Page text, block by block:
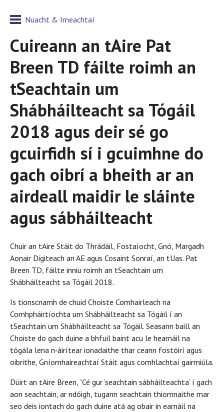
Nuacht & Imeachtaí
Cuireann an tAire Pat
Breen TD fáilte roimh an
tSeachtain um
Shábháilteacht sa Tógáil
2018 agus deir sé go
gcuirfidh sí i gcuimhne do
gach oibrí a bheith ar an
airdeall maidir le sláinte
agus sábháilteacht
Chuir an tAire Stáit do Thrádáil, Fostaíocht, Gnó, Margadh
Aonair Digiteach an AE agus Cosaint Sonraí, an tUas. Pat
Breen TD, fáilte inniu roimh an tSeachtain um
Shábháilteacht sa Tógáil 2018.
Is tionscnamh de chuid Choiste Comhairleach na
Comhpháirtíochta um Shábháilteacht sa Tógáil í an
tSeachtain um Shábháilteacht sa Tógáil. Seasann baill an
Choiste do gach duine a bhfuil baint acu le hearnáil na
tógála lena n‑áirítear ionadaithe thar ceann fostóirí agus
oibrithe, Gníomhaireachtaí Stáit agus comhlachtaí gairmiúla.
Dúirt an tAire Breen, “Cé gur ‘seachtain sábháilteachta’ í gach
aon seachtain, ar ndóigh, tugann seachtain thiomnaithe mar
seo deis iontach do gach duine atá ag obair in earnáil na